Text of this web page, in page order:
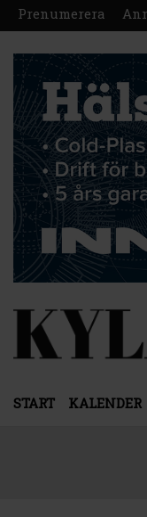
Prenumerera
START KALENDER